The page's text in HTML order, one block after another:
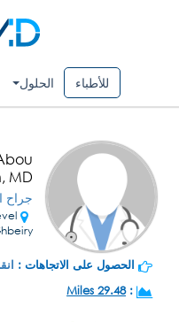
للأطباء الحلول
MD
جراح
الحصول على الاتجاهات :
:
29.48 Miles